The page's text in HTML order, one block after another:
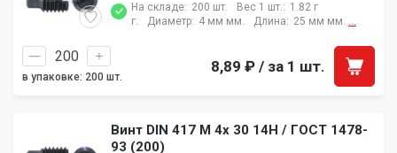
На складе: 200 шт. Вес 1 шт.: 1.82 г
г.
Диаметр: 4 мм мм. Длина: 25 мм мм. ...
в упаковке: 200 шт.
8,89 ₽ / за 1 шт.
Винт DIN 417 M 4x 30 14H / ГОСТ 1478-
93 (200)